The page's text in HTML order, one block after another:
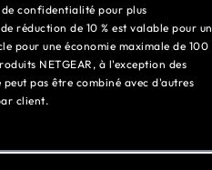
confidentialité pour plus
réduction de 10 % est valable pour
pour une économie maximale de 100
NETGEAR, à l'exception des
pas être combiné avec d'autres
client.